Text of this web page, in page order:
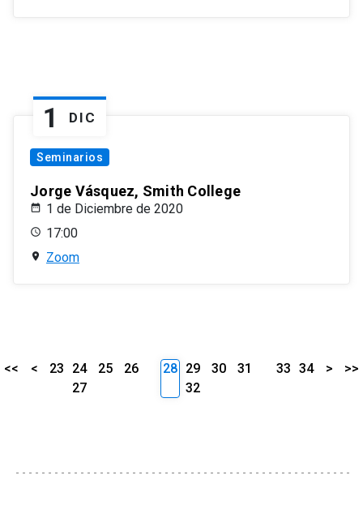
1 DIC
Seminarios
Jorge Vásquez, Smith College
1 de Diciembre de 2020
17:00
Zoom
<< < 23 24 25
26
27
28 29 30
31
32
33 34 > >>